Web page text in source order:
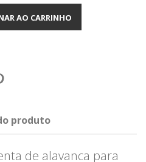
AO CARRINHO
produto
de alavanca para